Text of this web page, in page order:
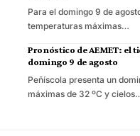
Para el domingo 9 de
temperaturas máximas…
Pronóstico de AEMET: el
domingo 9 de agosto
Peñíscola presenta un
máximas de 32 ºC y